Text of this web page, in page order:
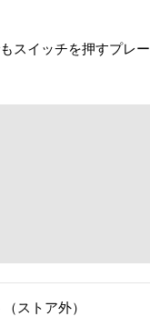
イッチを押すプレ